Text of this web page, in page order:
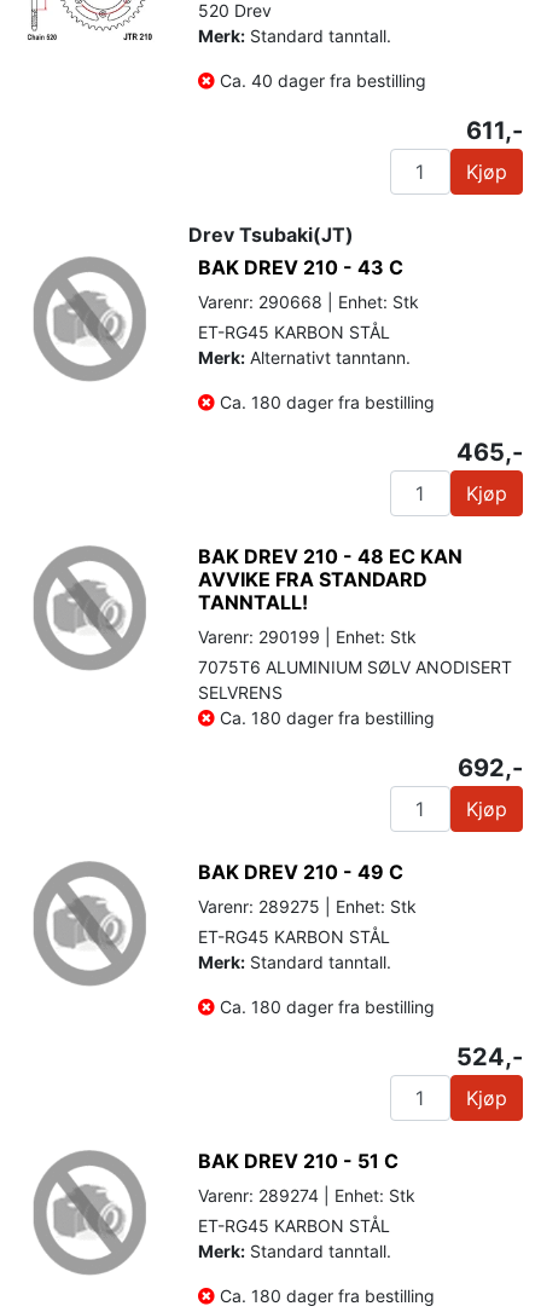
520 Drev
Merk: Standard tanntall.
Ca. 40 dager fra bestilling
611,-
Kjøp
Drev Tsubaki(JT)
BAK DREV 210 - 43 C
Varenr: 290668 | Enhet: Stk
ET-RG45 KARBON STÅL
Merk: Alternativt tanntann.
Ca. 180 dager fra bestilling
465,-
Kjøp
BAK DREV 210 - 48 EC KAN
AVVIKE FRA STANDARD
TANNTALL!
Varenr: 290199 | Enhet: Stk
7075T6 ALUMINIUM SØLV ANODISERT
SELVRENS
Ca. 180 dager fra bestilling
692,-
Kjøp
BAK DREV 210 - 49 C
Varenr: 289275 | Enhet: Stk
ET-RG45 KARBON STÅL
Merk: Standard tanntall.
Ca. 180 dager fra bestilling
524,-
Kjøp
BAK DREV 210 - 51 C
Varenr: 289274 | Enhet: Stk
ET-RG45 KARBON STÅL
Merk: Standard tanntall.
Ca. 180 dager fra bestilling